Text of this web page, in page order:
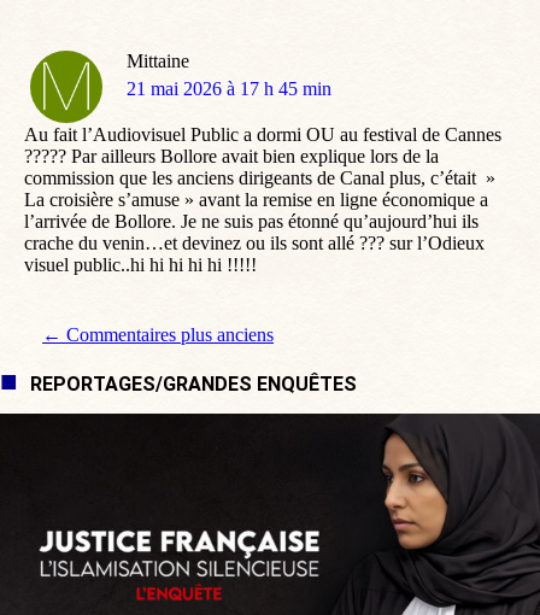
Mittaine
dit
21 mai 2026 à 17 h 45 min
Au fait l’Audiovisuel Public a dormi OU au festival de Cannes
????? Par ailleurs Bollore avait bien explique lors de la
commission que les anciens dirigeants de Canal plus, c’était »
La croisière s’amuse » avant la remise en ligne économique a
l’arrivée de Bollore. Je ne suis pas étonné qu’aujourd’hui ils
crache du venin…et devinez ou ils sont allé ??? sur l’Odieux
visuel public..hi hi hi hi hi !!!!!
Navigation de commentaire
← Commentaires plus anciens
REPORTAGES/GRANDES ENQUÊTES